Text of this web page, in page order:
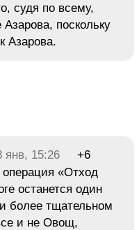
судя по всему,
Азарова, поскольку
Азарова.
янв, 15:26
+6
«Отход
останется один
более тщательном
и не Овощ,